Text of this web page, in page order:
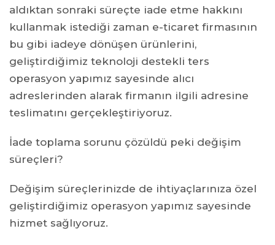
aldıktan sonraki süreçte iade etme hakkını
kullanmak istediği zaman e-ticaret firmasının
bu gibi iadeye dönüşen ürünlerini,
geliştirdiğimiz teknoloji destekli ters
operasyon yapımız sayesinde alıcı
adreslerinden alarak firmanın ilgili adresine
teslimatını gerçekleştiriyoruz.
İade toplama sorunu çözüldü peki değişim
süreçleri?
Değişim süreçlerinizde de ihtiyaçlarınıza özel
geliştirdiğimiz operasyon yapımız sayesinde
hizmet sağlıyoruz.